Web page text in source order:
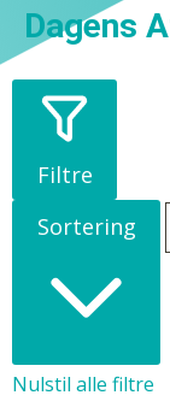
Dagens
Filtre
Sortering
Nulstil alle filtre